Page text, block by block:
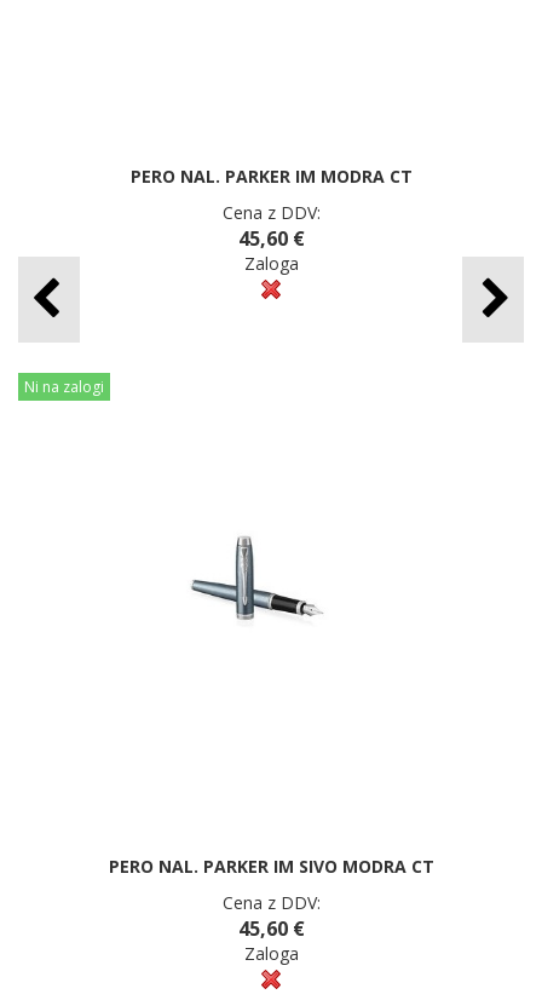
PERO NAL. PARKER IM MODRA CT
Cena z DDV:
45,60 €
Zaloga
Ni na zalogi
PERO NAL. PARKER IM SIVO MODRA CT
Cena z DDV:
45,60 €
Zaloga